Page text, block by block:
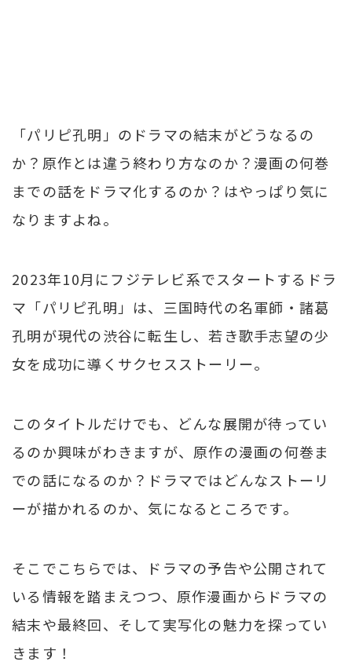
「パリピ孔明」のドラマの結末がどうなるの
か？原作とは違う終わり方なのか？漫画の何巻
までの話をドラマ化するのか？はやっぱり気に
なりますよね。
2023年10月にフジテレビ系でスタートするドラ
マ「パリピ孔明」は、三国時代の名軍師・諸葛
孔明が現代の渋谷に転生し、若き歌手志望の少
女を成功に導くサクセスストーリー。
このタイトルだけでも、どんな展開が待ってい
るのか興味がわきますが、原作の漫画の何巻ま
での話になるのか？ドラマではどんなストーリ
ーが描かれるのか、気になるところです。
そこでこちらでは、ドラマの予告や公開されて
いる情報を踏まえつつ、原作漫画からドラマの
結末や最終回、そして実写化の魅力を探ってい
きます！